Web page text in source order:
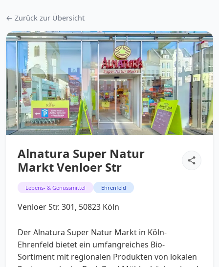
← Zurück zur Übersicht
Alnatura Super Natur
Markt Venloer Str
Lebens- & Genussmittel Ehrenfeld
Venloer Str. 301, 50823 Köln
Der Alnatura Super Natur Markt in Köln-
Ehrenfeld bietet ein umfangreiches Bio-
Sortiment mit regionalen Produkten von lokalen